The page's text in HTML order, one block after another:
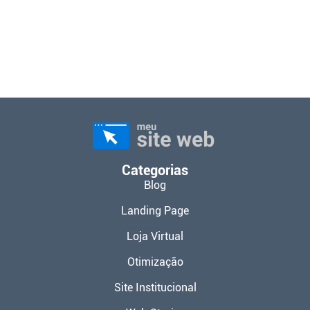
Categorias
Blog
Landing Page
Loja Virtual
Otimização
Site Institucional